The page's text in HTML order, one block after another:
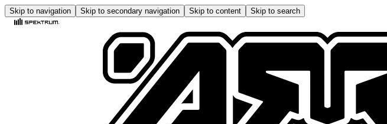
Skip to navigation Skip to secondary navigation Skip to content Skip to search